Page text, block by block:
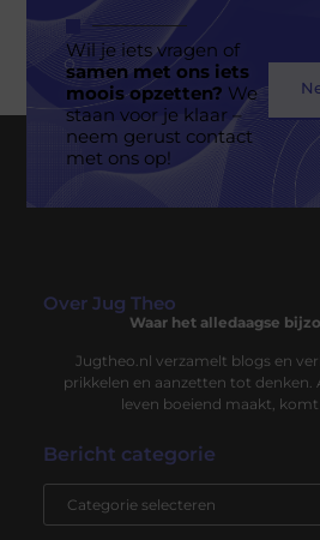
Wil je iets vragen of
samen met ons iets
moois opzetten? We
staan voor je klaar –
neem gerust contact
met ons op!
Over Jug Theo
Waar het alledaagse
Jugtheo.nl verzamelt blogs en
prikkelen en aanzetten tot denken.
leven boeiend maakt,
Bericht categorie